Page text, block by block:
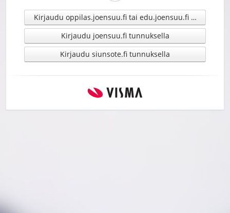
Kirjaudu oppilas.joensuu.fi tai edu.joensuu.fi
Kirjaudu joensuu.fi tunnuksella
Kirjaudu siunsote.fi tunnuksella